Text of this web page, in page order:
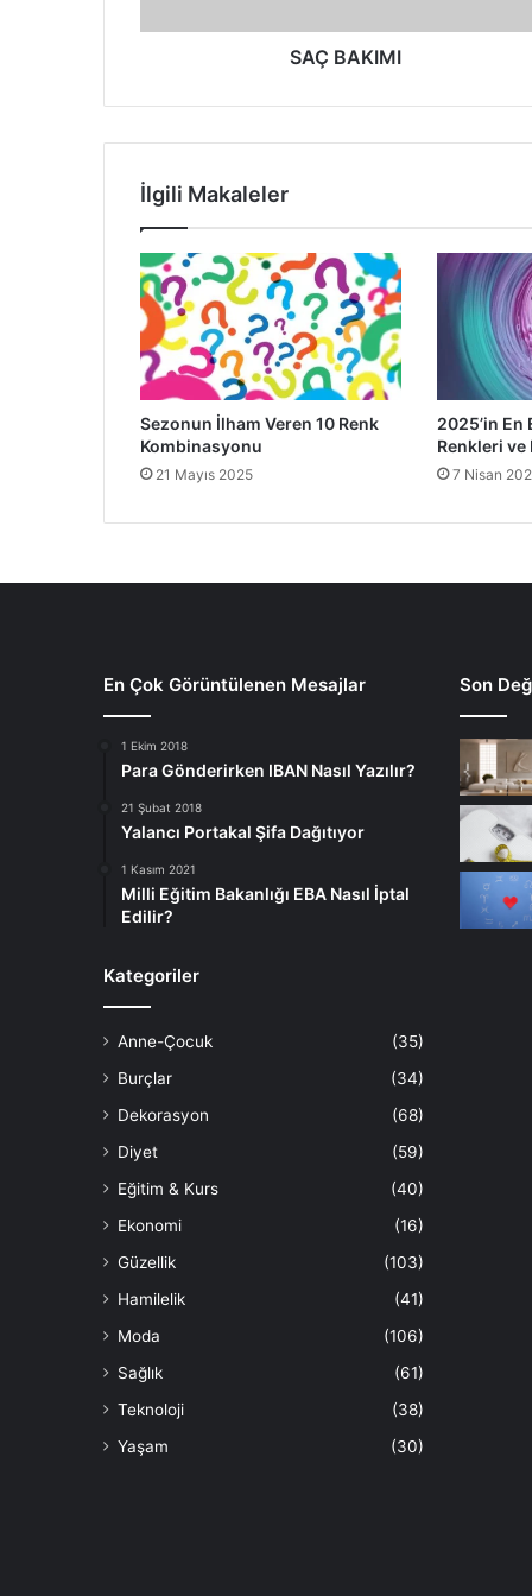
SAÇ BAKIMI
İlgili Makaleler
Sezonun İlham Veren 10 Renk
Kombinasyonu
21 Mayıs 2025
2025’in
Renkleri ve
7 Nisan
En Çok Görüntülenen Mesajlar
1 Ekim 2018
Para Gönderirken IBAN Nasıl Yazılır?
21 Şubat 2018
Yalancı Portakal Şifa Dağıtıyor
1 Kasım 2021
Milli Eğitim Bakanlığı EBA Nasıl İptal
Edilir?
Kategoriler
Anne-Çocuk
(35)
Burçlar
(34)
Dekorasyon
(68)
Diyet
(59)
Eğitim & Kurs
(40)
Ekonomi
(16)
Güzellik
(103)
Hamilelik
(41)
Moda
(106)
Sağlık
(61)
Teknoloji
(38)
Yaşam
(30)
Son